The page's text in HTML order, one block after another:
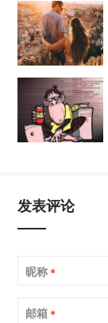
发表评论
昵称 *
邮箱 *